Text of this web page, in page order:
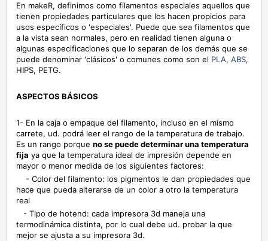
En makeR, definimos como filamentos especiales aquellos que
tienen propiedades particulares que los hacen propicios para
usos específicos o 'especiales'. Puede que sea filamentos que
a la vista sean normales, pero en realidad tienen alguna o
algunas especificaciones que lo separan de los demás que se
puede denominar 'clásicos' o comunes como son el PLA, ABS,
HIPS, PETG.
ASPECTOS BÁSICOS
1- En la caja o empaque del filamento, incluso en el mismo
carrete, ud. podrá leer el rango de la temperatura de trabajo.
Es un rango porque no se puede determinar una temperatura
fija ya que la temperatura ideal de impresión depende en
mayor o menor medida de los siguientes factores:
- Color del filamento: los pigmentos le dan propiedades que
hace que pueda alterarse de un color a otro la temperatura
real
- Tipo de hotend: cada impresora 3d maneja una
termodinámica distinta, por lo cual debe ud. probar la que
mejor se ajusta a su impresora 3d.